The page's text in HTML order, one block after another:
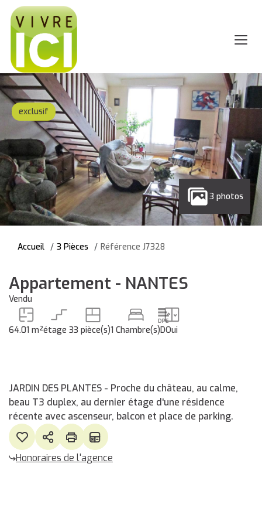
exclusif
3 photos
Accueil 3 Pièces Référence J7328
Appartement - NANTES
Vendu
64.01 m²étage 33 pièce(s)1 Chambre(s)DOui
JARDIN DES PLANTES - Proche du château, au calme,
beau T3 duplex, au dernier étage d'une résidence
récente avec ascenseur, balcon et place de parking.
Honoraires de l'agence